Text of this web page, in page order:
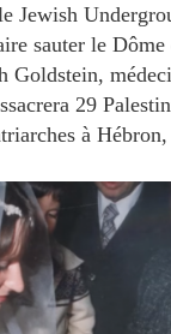
Jewish
sauter le
Goldstein,
29
à